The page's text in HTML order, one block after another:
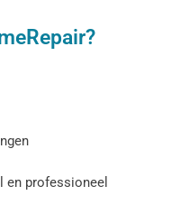
en professioneel